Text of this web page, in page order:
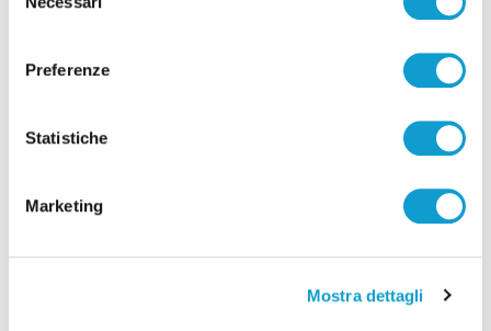
del
Preferenze
Statistiche
Marketing
Mostra dettagli